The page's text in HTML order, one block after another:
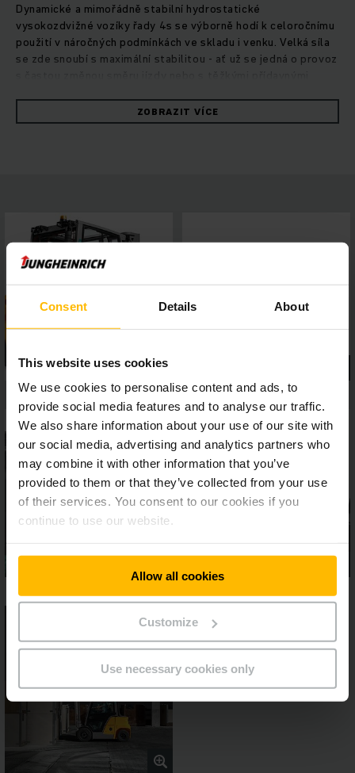
Consent Details About
This website uses cookies
We use cookies to personalise content and ads, to
provide social media features and to analyse our traffic.
We also share information about your use of our site with
our social media, advertising and analytics partners who
may combine it with other information that you’ve
provided to them or that they’ve collected from your use
of their services. You consent to our cookies if you
continue to use our website.
Allow all cookies
Customize
Use necessary cookies only
Dynamické a mimořádně stabilní hydrostatické
vysokozdvižné vozíky řady 4s se výborně hodí k celoročnímu
použití v náročných podmínkách ve skladu i venku. Velká síla
se zde snoubí s maximální stabilitou - ať už se jedná o provoz
rychlým manévrováním a maximální energetickou efektivitou.
Za tím vším je hydrostatická koncepce pohonu kombinující
přizpůsobení vozíku konkrétním podmínkám. Panoramatická
střecha zajišťuje perfektní výhled. Tím je zaručena bezpečná
a precizní práce za každé situace.
ZOBRAZIT VÍCE